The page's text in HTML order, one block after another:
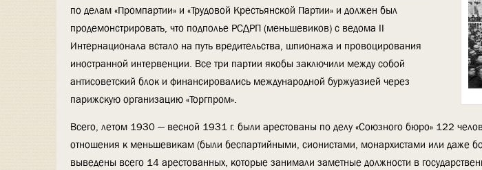
по делам «Промпартии» и «Трудовой Крестьянской Партии» и должен был
продемонстрировать, что подполье РСДРП (меньшевиков) с ведома II
Интернационала встало на путь вредительства, шпионажа и провоцирования
иностранной интервенции. Все три партии якобы заключили между собой
антисоветский блок и финансировались международной буржуазией через
парижскую организацию «Торгпром».
Всего, летом 1930 — весной 1931 г. были арестованы по делу «Союзного бюро» 122
отношения к меньшевикам (были беспартийными, сионистами, монархистами или даже
выведены всего 14 арестованных, которые занимали заметные должности в